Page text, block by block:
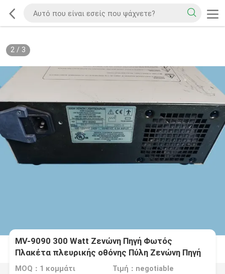
2/ 3
MV-9090 300 Watt Ζενώνη Πηγή Φωτός
Πλακέτα πλευρικής οθόνης Πύλη Ζενώνη Πηγή
Φωτός
MOQ：1 κομμάτι Τιμή：negotiable